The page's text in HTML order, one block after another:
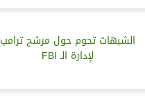
الشبهات تحوم حول مرشح ترامب
لإدارة الـ FBI